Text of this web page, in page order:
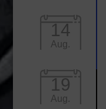
14
Aug.
19
Aug.